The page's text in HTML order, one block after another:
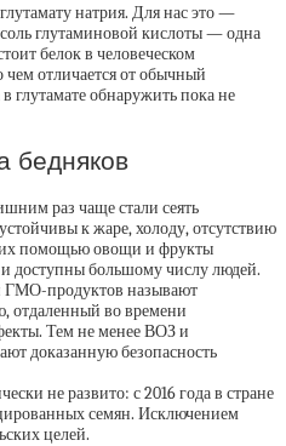
натрия. Для нас это —
глутаминовой кислоты — одна
белок в человеческом
отличается от обычный
глутамате обнаружить пока не
бедняков
раз чаще стали сеять
к жаре, холоду, отсутствию
их помощью овощи и фрукты
доступны большому числу людей.
ГМО-продуктов называют
отдаленный во времени
Тем не менее ВОЗ и
доказанную безопасность
не развито: с 2016 года в стране
семян. Исключением
целей.